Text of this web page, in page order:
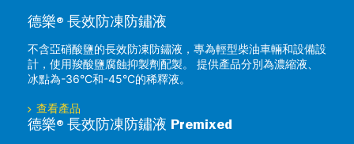
德樂®長效防凍防鏽液
不含亞硝酸鹽的長效防凍防鏽液，專為輕型柴油車輛和設備設
計，使用羧酸鹽腐蝕抑製劑配製。 提供產品分別為濃縮液、
冰點為-36°C和-45°C的稀釋液。
查看產品
德樂®長效防凍防鏽液 Premixed